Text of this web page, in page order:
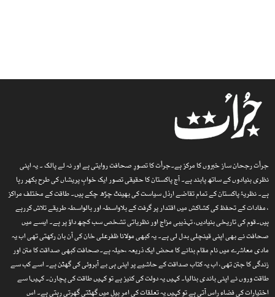
جرأت رجحان ساز خبروں کا مرکز ہے۔جرأت کا تصورِ صحافت روایتی ہے اور نہ لے پالک ۔ یہ اپنی
نظری بنیادوں کے ساتھ پابند ہے۔ آج پاکستان کا حقیقی تصور ایک خوابِ پریشاں کی طرح بکھر رہا
ہے۔ نظریۂ پاکستان کے تمام تقاضے ارذل سیاست کی بھینٹ چڑھ چکے ہیں۔ طاقت کے مختلف مراکز
، مفادات کے تحفظ کی کشاکش میں اقتدار پر گرفت کے بلاواسطہ اور بالواسطہ طریقے تلاش کررہے
ہیں۔قوم کی تاریخی بنیادیں، تہذیبی مزاج اور نظریاتی تشخص سب کچھ داؤ پر ہے۔ ایسے میں
صحافت نے بھی اپنی قینچلی بدل لی ہے۔ یہ کبھی مولانا ظفرعلی خان کی آن بان رکھتی تھی اب یہ
مادی معاشرے میں نام مقام بنانے کا محض ایک ذریعہ ،حیلہ ہے۔صحافت کبھی صداقت کا متن اور
زندگی کا جتن تھی، اب یہ کتاب صداقت کے حاشیے پر اپنی ہی بے آبروئی کی گھٹن ہے۔ اسے کب سے
طاقت وروں نے اپنی باندی بنالیا۔ کہیں یہ دولت کی کنیز ہے تو کہیں طاقت کی پچارن۔ کہیںا سے